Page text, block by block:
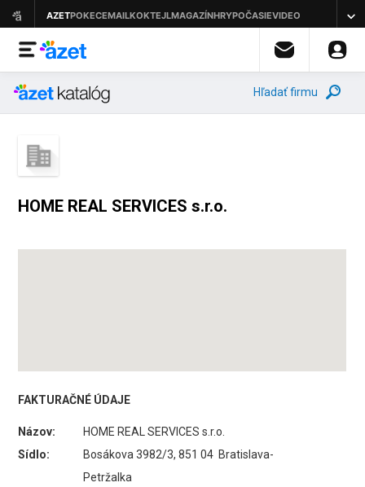
Hľadať firmu
HOME REAL SERVICES s.r.o.
FAKTURAČNÉ ÚDAJE
Názov:
HOME REAL SERVICES s.r.o.
Sídlo:
Bosákova 3982/3, 851 04 Bratislava-
Petržalka